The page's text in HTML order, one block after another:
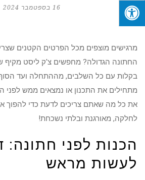
מרגישים מוצפים מכל הפרטים הקטנים
החתונה הגדולה? מחפשים צ'ק ליסט מקיף
בקלות עם כל השלבים, מההתחלה ועד
מתחילים את התכנון או נמצאים ממש לפני
את כל מה שאתם צריכים לדעת כדי להפוך
לחלקה, מאורגנת ובלתי נשכחת!
הכנות לפני חתונה:
לעשות מראש